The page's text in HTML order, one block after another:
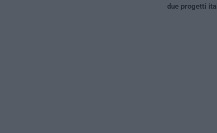
due progetti